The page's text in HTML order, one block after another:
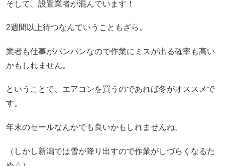
そして、設置業者が混んでいます！
2週間以上待つなんていうこともざら。
業者も仕事がパンパンなので作業にミスが出る確率も高い
かもしれません。
ということで、エアコンを買うのであれば冬がオススメで
す。
年末のセールなんかでも良いかもしれませんね。
（しかし新潟では雪が降り出すので作業がしづらくなるた